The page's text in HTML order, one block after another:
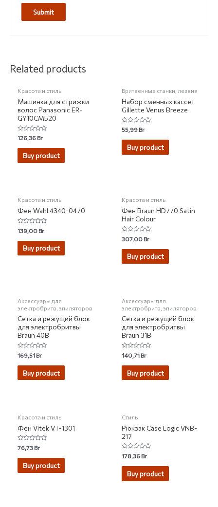
Related products
НЕТ НА СКЛАДЕ
Красота и стиль
Машинка для стрижки
волос Panasonic ER-
GY10CM520
Rated
0
out
126,36Br
Buy product
Бритвенные станки, лезвия
Набор сменных кассет
Gillette Venus Breeze
Rated
0
out
55,99Br
Buy product
Красота и стиль
Фен Wahl 4340-0470
Rated
0
out
139,00Br
Buy product
Красота и стиль
Фен Braun HD770 Satin
Hair Colour
Rated
0
out
307,00Br
Buy product
Аксессуары для
электробритв, эпиляторов
Сетка и режущий блок
для электробритвы
Braun 40B
Rated
0
out
169,51Br
Buy product
Аксессуары для
электробритв, эпиляторов
Сетка и режущий блок
для электробритвы
Braun 31B
Rated
0
out
140,71Br
Buy product
Красота и стиль
Фен Vitek VT-1301
Rated
0
out
76,73Br
Buy product
Стиль
Рюкзак Case Logic VNB-
217
Rated
0
out
178,36Br
Buy product